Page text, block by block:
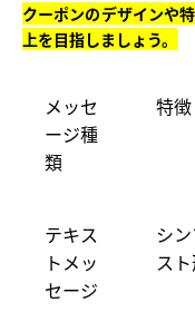
クーポンのデザインや
上を目指しましょう。
メッセ
ージ種
類
特徴
テキス
トメッ
セージ
シ
ス